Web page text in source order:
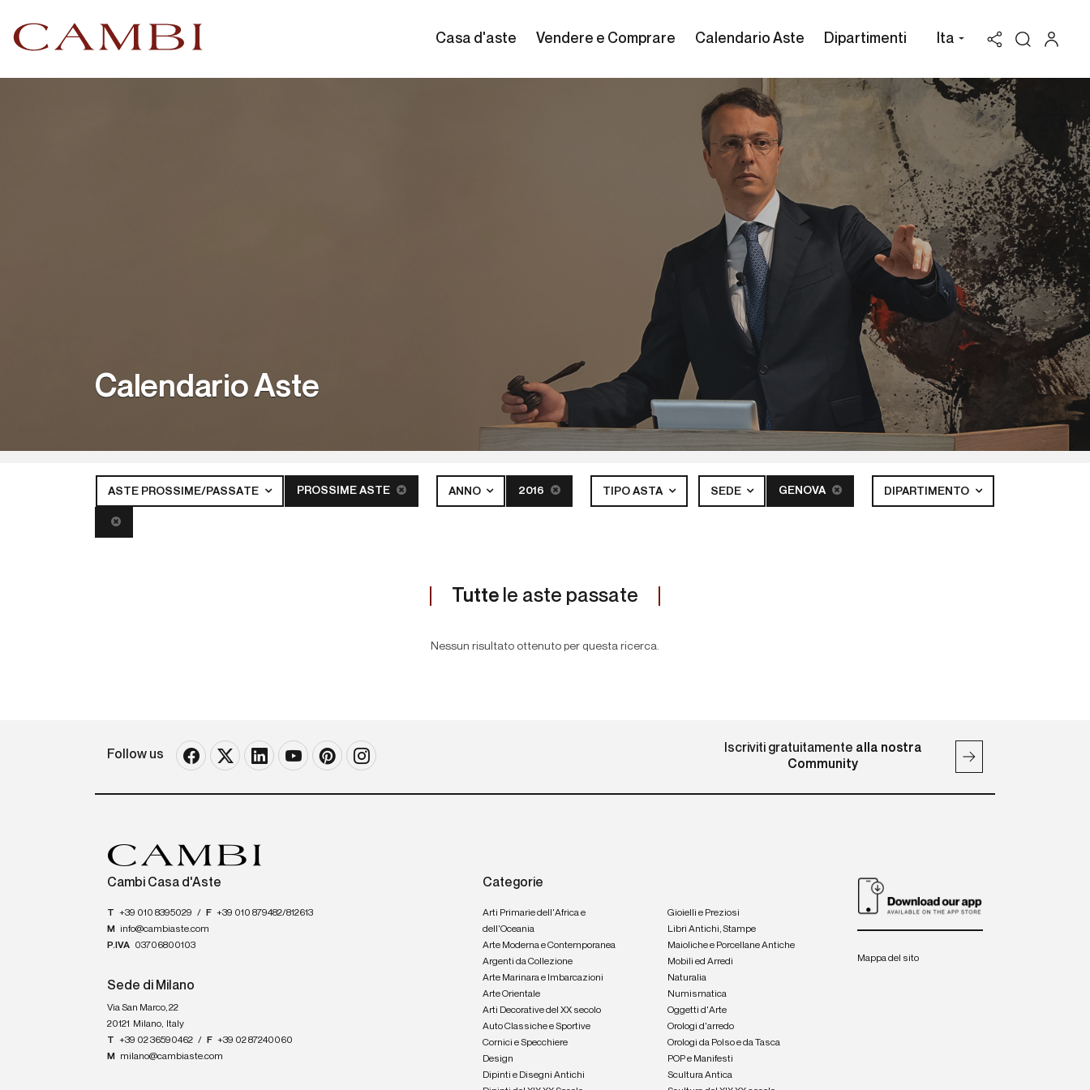
Casa d'aste Vendere e Comprare Calendario Aste Dipartimenti Ita
Calendario Aste
ASTE PROSSIME/PASSATE PROSSIME ASTE ANNO 2016 TIPO ASTA SEDE GENOVA DIPARTIMENTO
Tutte le aste passate
Nessun risultato ottenuto per questa ricerca.
Follow us Iscriviti gratuitamente alla nostra
Community
Cambi Casa d'Aste
T +39 010 8395029 / F +39 010 879482/812613
M
info@cambiaste.com
P.IVA 03706800103
Sede di Milano
Via San Marco, 22
20121
Milano, Italy
T +39 02 36590462 / F +39 02 87240060
M
milano@cambiaste.com
Categorie
Arti Primarie dell'Africa e
dell'Oceania
Arte Moderna e Contemporanea
Argenti da Collezione
Arte Marinara e Imbarcazioni
Arte Orientale
Arti Decorative del XX secolo
Auto Classiche e Sportive
Cornici e Specchiere
Design
Dipinti e Disegni Antichi
Gioielli e Preziosi
Libri Antichi, Stampe
Maioliche e Porcellane Antiche
Mobili ed Arredi
Naturalia
Numismatica
Oggetti d'Arte
Orologi d'arredo
Orologi da Polso e da Tasca
POP e Manifesti
Scultura Antica
Mappa del sito